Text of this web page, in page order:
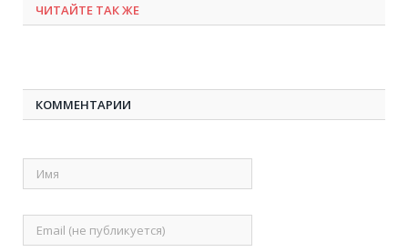
ЧИТАЙТЕ ТАК ЖЕ
КОММЕНТАРИИ